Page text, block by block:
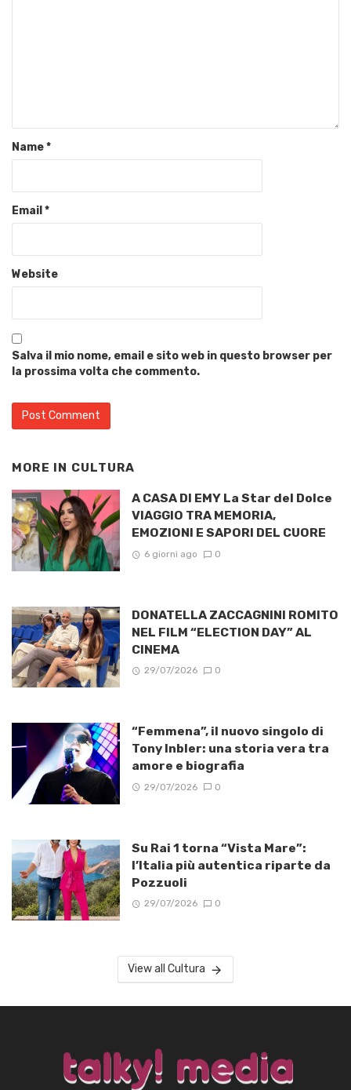
Name*
Email *
Website
Salva il mio nome, email e sito web in questo browser per
la prossima volta che commento.
MORE IN CULTURA
A CASA DI EMY La Star del Dolce
VIAGGIO TRA MEMORIA,
EMOZIONI E SAPORI DEL CUORE
6 giorni ago 0
DONATELLA ZACCAGNINI ROMITO
NEL FILM “ELECTION DAY” AL
CINEMA
29/07/2026 0
“Femmena”, il nuovo singolo di
Tony Inbler: una storia vera tra
amore e biografia
29/07/2026 0
Su Rai 1 torna “Vista Mare”:
l’Italia più autentica riparte da
Pozzuoli
29/07/2026 0
View all Cultura